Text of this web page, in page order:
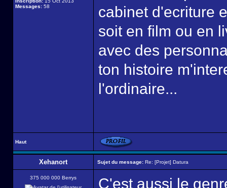
Messages: 58
cabinet d'ecriture
soit en film ou en
avec des
ton histoire
l'ordinaire...
Haut
Xehanort Sujet du message: Re: [Projet] Datura
375 000 000 Berrys
C'est aussi le